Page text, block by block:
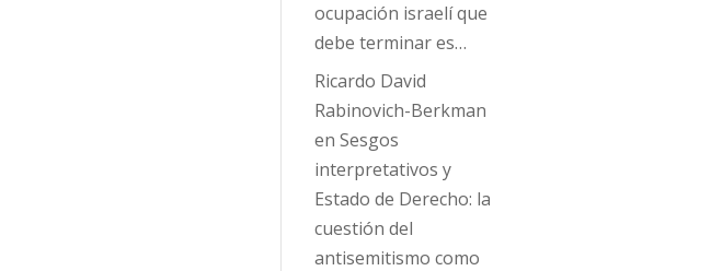
ocupación israelí que
debe terminar es…
Ricardo David
Rabinovich-Berkman
en Sesgos
interpretativos y
Estado de Derecho: la
cuestión del
antisemitismo como